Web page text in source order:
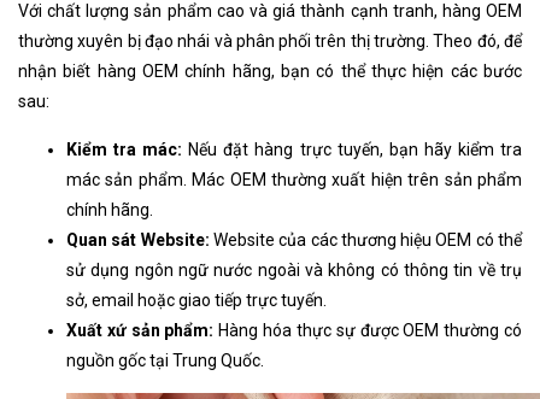
Với chất lượng sản phẩm cao và giá thành cạnh tranh, hàng OEM
thường xuyên bị đạo nhái và phân phối trên thị trường. Theo đó, để
nhận biết hàng OEM chính hãng, bạn có thể thực hiện các bước
sau:
Kiểm tra mác: Nếu đặt hàng trực tuyến, bạn hãy kiểm tra
mác sản phẩm. Mác OEM thường xuất hiện trên sản phẩm
chính hãng.
Quan sát Website: Website của các thương hiệu OEM có thể
sử dụng ngôn ngữ nước ngoài và không có thông tin về trụ
sở, email hoặc giao tiếp trực tuyến.
Xuất xứ sản phẩm: Hàng hóa thực sự được OEM thường có
nguồn gốc tại Trung Quốc.